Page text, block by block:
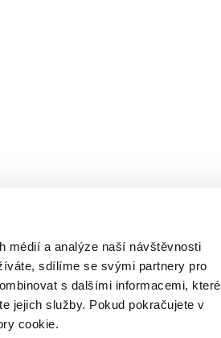
médií a analýze naší návštěvnosti
sdílíme se svými partnery pro
s dalšími informacemi, které
jejich služby. Pokud pokračujete v
cookie.